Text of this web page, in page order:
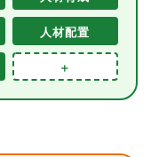
人材配置
＋